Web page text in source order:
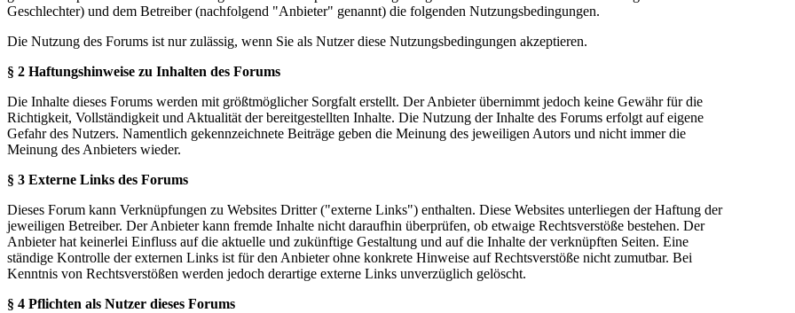
Geschlechter) und dem Betreiber (nachfolgend "Anbieter" genannt) die folgenden Nutzungsbedingungen.
Die Nutzung des Forums ist nur zulässig, wenn Sie als Nutzer diese Nutzungsbedingungen akzeptieren.
§ 2 Haftungshinweise zu Inhalten des Forums
Die Inhalte dieses Forums werden mit größtmöglicher Sorgfalt erstellt. Der Anbieter übernimmt jedoch keine Gewähr für die
Richtigkeit, Vollständigkeit und Aktualität der bereitgestellten Inhalte. Die Nutzung der Inhalte des Forums erfolgt auf eigene
Gefahr des Nutzers. Namentlich gekennzeichnete Beiträge geben die Meinung des jeweiligen Autors und nicht immer die
Meinung des Anbieters wieder.
§ 3 Externe Links des Forums
Dieses Forum kann Verknüpfungen zu Websites Dritter ("externe Links") enthalten. Diese Websites unterliegen der Haftung der
jeweiligen Betreiber. Der Anbieter kann fremde Inhalte nicht daraufhin überprüfen, ob etwaige Rechtsverstöße bestehen. Der
Anbieter hat keinerlei Einfluss auf die aktuelle und zukünftige Gestaltung und auf die Inhalte der verknüpften Seiten. Eine
ständige Kontrolle der externen Links ist für den Anbieter ohne konkrete Hinweise auf Rechtsverstöße nicht zumutbar. Bei
Kenntnis von Rechtsverstößen werden jedoch derartige externe Links unverzüglich gelöscht.
§ 4 Pflichten als Nutzer dieses Forums